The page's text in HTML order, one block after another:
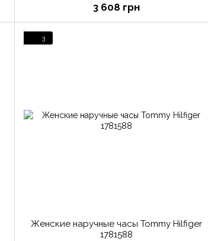
3 608 грн
3
Женские наручные часы Tommy Hilfiger
1781588